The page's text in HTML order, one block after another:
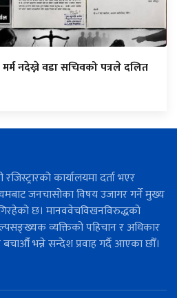
नदेख्ने वडा सचिवको पत्रले दलित
कार्यालयमा दर्ता भएर
जनचासोका विषय उजागर गर्ने मुख्य
छ। मानववेचविखनविरुद्धको
व्यक्तिको पहिचान र अधिकार
बचाऔँ भन्ने सन्देश प्रवाह गर्दै आएका छौँ।